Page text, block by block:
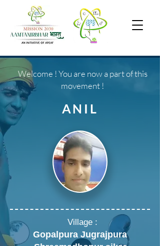
ANIL
Village :
Gopalpura Jugrajpura
Welcome ! You are now a part of this
movement !